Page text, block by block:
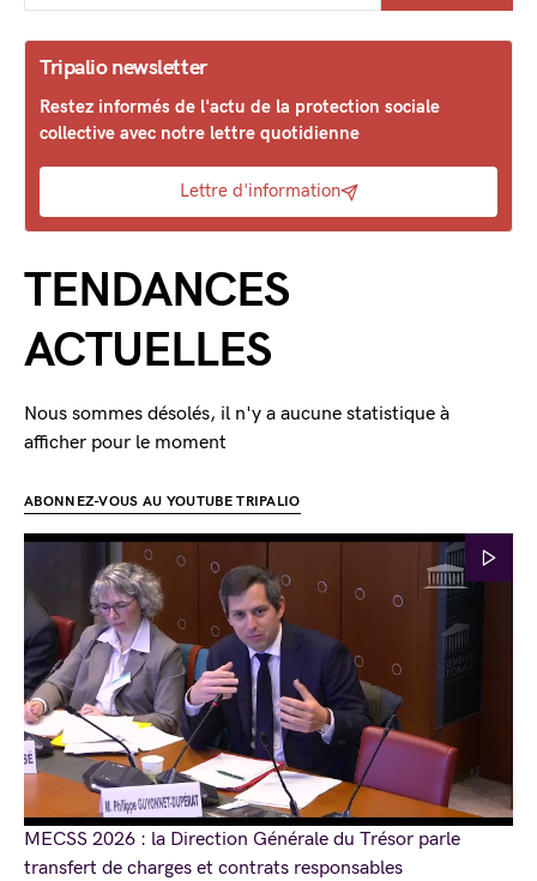
Tripalio newsletter
Restez informés de l'actu de la protection sociale
collective avec notre lettre quotidienne
Lettre d'information
TENDANCES
ACTUELLES
Nous sommes désolés, il n'y a aucune statistique à
afficher pour le moment
ABONNEZ-VOUS AU YOUTUBE TRIPALIO
MECSS 2026 : la Direction Générale du Trésor parle
transfert de charges et contrats responsables